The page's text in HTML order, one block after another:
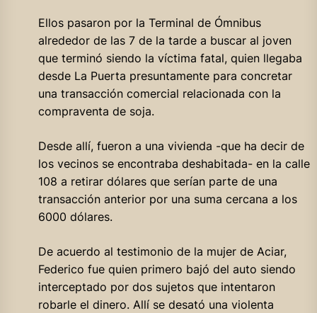
Ellos pasaron por la Terminal de Ómnibus
alrededor de las 7 de la tarde a buscar al joven
que terminó siendo la víctima fatal, quien llegaba
desde La Puerta presuntamente para concretar
una transacción comercial relacionada con la
compraventa de soja.
Desde allí, fueron a una vivienda -que ha decir de
los vecinos se encontraba deshabitada- en la calle
108 a retirar dólares que serían parte de una
transacción anterior por una suma cercana a los
6000 dólares.
De acuerdo al testimonio de la mujer de Aciar,
Federico fue quien primero bajó del auto siendo
interceptado por dos sujetos que intentaron
robarle el dinero. Allí se desató una violenta